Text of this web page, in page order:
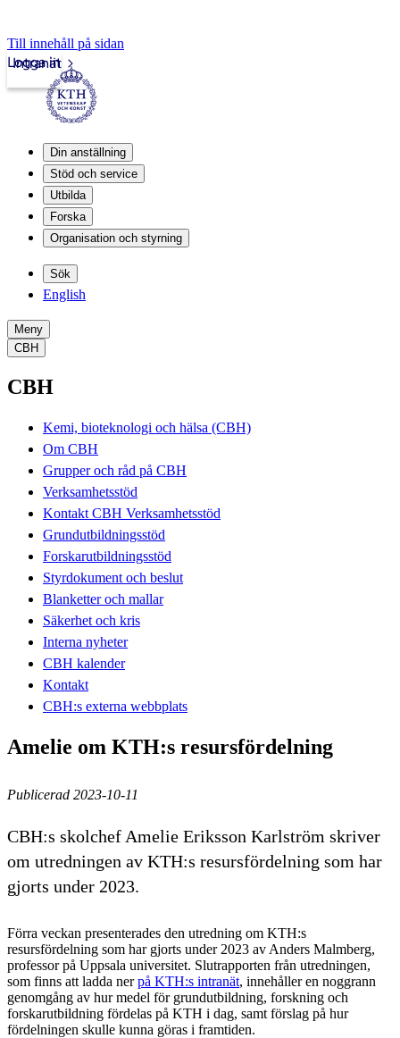
Till innehåll på sidan
Intranät
Logga in
Din anställning
Stöd och service
Utbilda
Forska
Organisation och styrning
Sök
English
Meny
CBH
CBH
Kemi, bioteknologi och hälsa (CBH)
Om CBH
Grupper och råd på CBH
Verksamhetsstöd
Kontakt CBH Verksamhetsstöd
Grundutbildningsstöd
Forskarutbildningsstöd
Styrdokument och beslut
Blanketter och mallar
Säkerhet och kris
Interna nyheter
CBH kalender
Kontakt
CBH:s externa webbplats
Amelie om KTH:s resursfördelning
Publicerad 2023-10-11
CBH:s skolchef Amelie Eriksson Karlström skriver
om utredningen av KTH:s resursfördelning som har
gjorts under 2023.
Förra veckan presenterades den utredning om KTH:s
resursfördelning som har gjorts under 2023 av Anders Malmberg,
professor på Uppsala universitet. Slutrapporten från utredningen,
som finns att ladda nerpå KTH:s intranät, innehåller en noggrann
genomgång av hur medel för grundutbildning, forskning och
forskarutbildning fördelas på KTH i dag, samt förslag på hur
fördelningen skulle kunna göras i framtiden.